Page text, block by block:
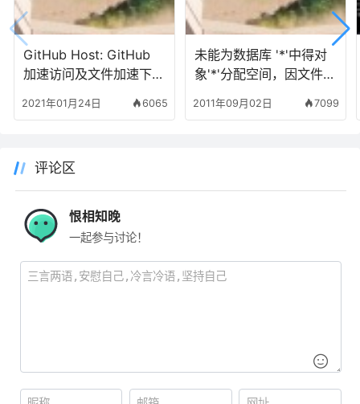
GitHub Host: GitHub
加速访问及文件加速下载
2021年01月24日 6065
未能为数据库 '*'中得对
象'*'分配空间，因文件
2011年09月02日 7099
评论区
恨相知晚
一起参与讨论！